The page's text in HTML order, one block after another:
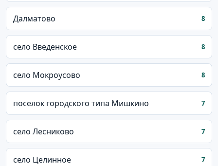
Далматово 8
село Введенское 8
село Мокроусово 8
поселок городского типа Мишкино 7
село Лесниково 7
село Целинное 7